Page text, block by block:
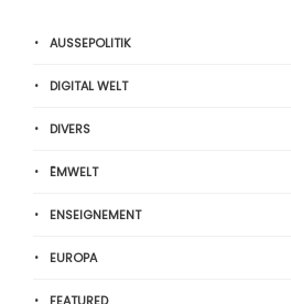
AUSSEPOLITIK
DIGITAL WELT
DIVERS
ËMWELT
ENSEIGNEMENT
EUROPA